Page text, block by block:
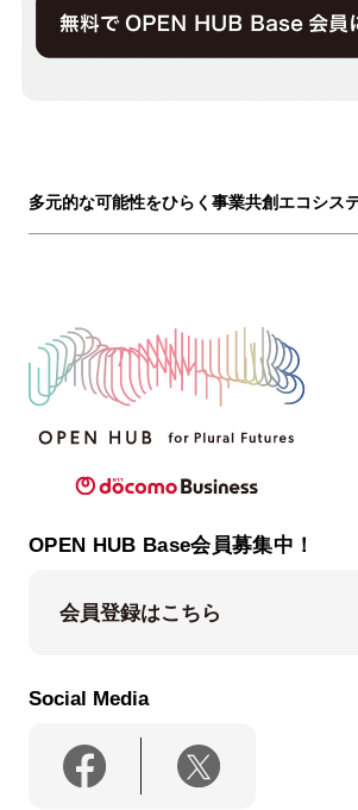
多元的な可能性をひらく事業共創エコシス
OPEN HUB Base会員募集中！
会員登録はこちら
Social Media